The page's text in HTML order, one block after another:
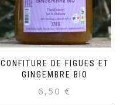
CONFITURE DE FIGUES ET
GINGEMBRE BIO
6,50 €